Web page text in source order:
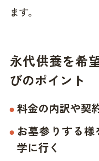
ます。
永代供養を希
びのポイント
料金の内訳や契
お墓参りする
学に行く